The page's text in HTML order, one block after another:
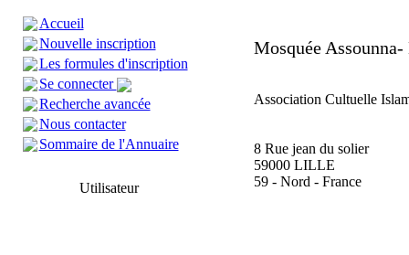
Accueil
Nouvelle inscription
Les formules d'inscription
Se connecter
Recherche avancée
Nous contacter
Sommaire de l'Annuaire
Utilisateur
Mosquée
Association Cultuelle
8 Rue jean du solier
59000 LILLE
59 - Nord - France